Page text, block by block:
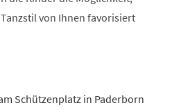
von Ihnen favorisiert
Schützenplatz in Paderborn